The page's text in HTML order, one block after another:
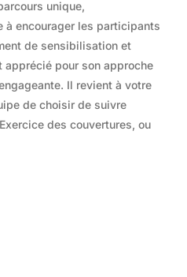
unique,
à encourager les participants
de sensibilisation et
apprécié pour son approche
Il revient à votre
de choisir de suivre
des couvertures, ou